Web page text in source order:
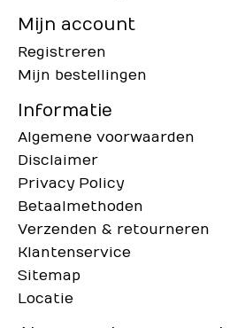
Mijn account
Registreren
Mijn bestellingen
Informatie
Algemene voorwaarden
Disclaimer
Privacy Policy
Betaalmethoden
Verzenden & retourneren
Klantenservice
Sitemap
Locatie